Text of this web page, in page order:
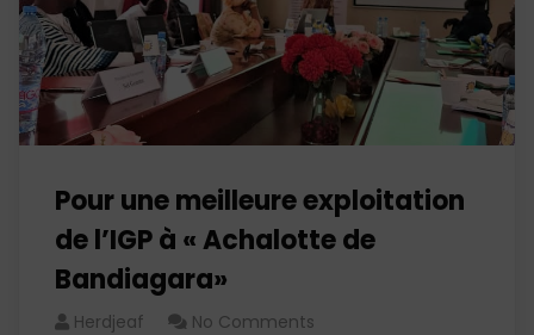
Pour une meilleure exploitation
de l’IGP à « Achalotte de
Bandiagara»
Herdjeaf No Comments